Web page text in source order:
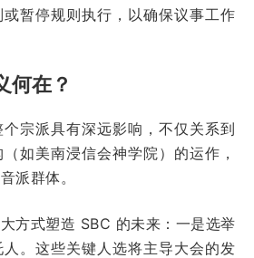
暂停规则执行，以确保议事工作
何在？
宗派具有深远影响，不仅关系到
如美南浸信会神学院）的运作，
派群体。
方式塑造 SBC 的未来：一是选举
。这些关键人选将主导大会的发